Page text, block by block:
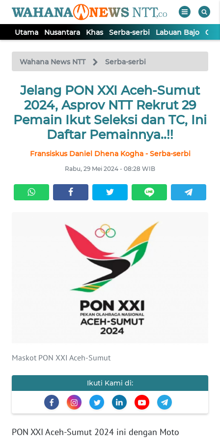
Utama Nusantara Khas Serba-serbi Labuan Bajo
Wahana News NTT Serba-serbi
Jelang PON XXI Aceh-Sumut
2024, Asprov NTT Rekrut 29
Pemain Ikut Seleksi dan TC, Ini
Daftar Pemainnya..!!
Fransiskus Daniel Dhena Kogha - Serba-serbi
Rabu, 29 Mei 2024 - 08:28 WIB
Maskot PON XXI Aceh-Sumut
Ikuti Kami di:
PON XXI Aceh-Sumut 2024 ini dengan Moto
TV
Tutup
UTAMA
NUSANTARA
SERBI
KAMI